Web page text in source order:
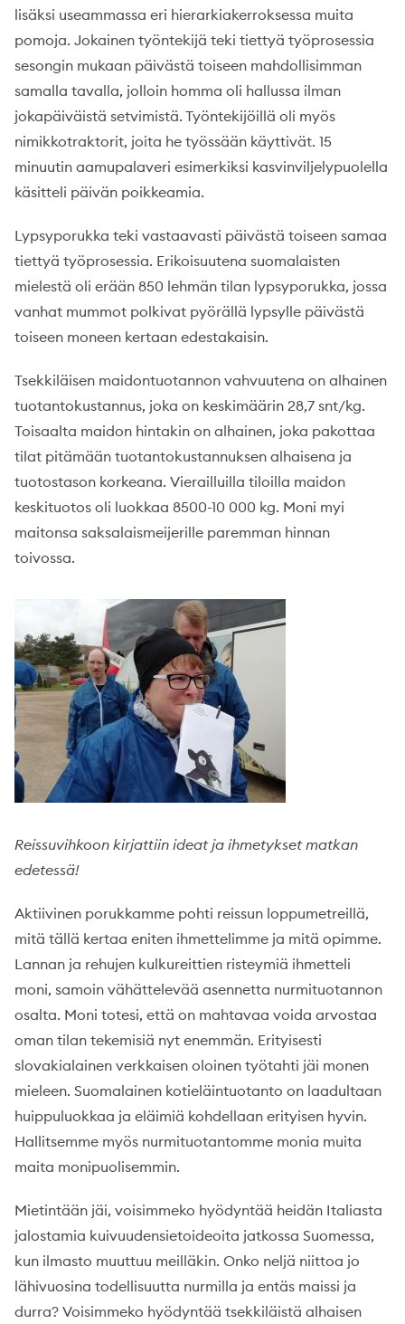
lisäksi useammassa eri hierarkiakerroksessa muita
pomoja. Jokainen työntekijä teki tiettyä työprosessia
sesongin mukaan päivästä toiseen mahdollisimman
samalla tavalla, jolloin homma oli hallussa ilman
jokapäiväistä setvimistä. Työntekijöillä oli myös
nimikkotraktorit, joita he työssään käyttivät. 15
minuutin aamupalaveri esimerkiksi kasvinviljelypuolella
käsitteli päivän poikkeamia.
Lypsyporukka teki vastaavasti päivästä toiseen samaa
tiettyä työprosessia. Erikoisuutena suomalaisten
mielestä oli erään 850 lehmän tilan lypsyporukka, jossa
vanhat mummot polkivat pyörällä lypsylle päivästä
toiseen moneen kertaan edestakaisin.
Tsekkiläisen maidontuotannon vahvuutena on alhainen
tuotantokustannus, joka on keskimäärin 28,7 snt/kg.
Toisaalta maidon hintakin on alhainen, joka pakottaa
tilat pitämään tuotantokustannuksen alhaisena ja
tuotostason korkeana. Vierailluilla tiloilla maidon
keskituotos oli luokkaa 8500-10 000 kg. Moni myi
maitonsa saksalaismeijerille paremman hinnan
toivossa.
Reissuvihkoon kirjattiin ideat ja ihmetykset matkan
edetessä!
Aktiivinen porukkamme pohti reissun loppumetreillä,
mitä tällä kertaa eniten ihmettelimme ja mitä opimme.
Lannan ja rehujen kulkureittien risteymiä ihmetteli
moni, samoin vähättelevää asennetta nurmituotannon
osalta. Moni totesi, että on mahtavaa voida arvostaa
oman tilan tekemisiä nyt enemmän. Erityisesti
slovakialainen verkkaisen oloinen työtahti jäi monen
mieleen. Suomalainen kotieläintuotanto on laadultaan
huippuluokkaa ja eläimiä kohdellaan erityisen hyvin.
Hallitsemme myös nurmituotantomme monia muita
maita monipuolisemmin.
Mietintään jäi, voisimmeko hyödyntää heidän Italiasta
jalostamia kuivuudensietoideoita jatkossa Suomessa,
kun ilmasto muuttuu meilläkin. Onko neljä niittoa jo
lähivuosina todellisuutta nurmilla ja entäs maissi ja
durra? Voisimmeko hyödyntää tsekkiläistä alhaisen